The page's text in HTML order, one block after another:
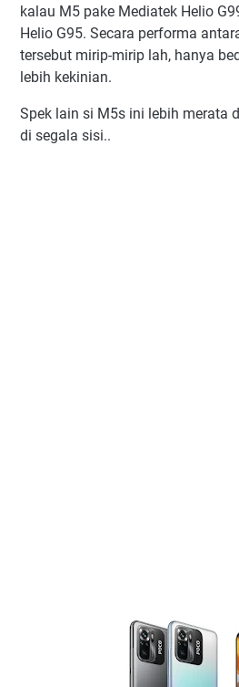
kalau M5 pake Mediatek Helio
Helio G95. Secara performa
tersebut mirip-mirip lah, hanya
lebih kekinian.
Spek lain si M5s ini lebih merata
di segala sisi..